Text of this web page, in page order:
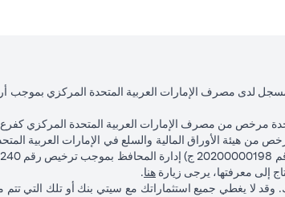
مرخص من مصرف الإمارات العربية المتحدة المركزي كفرع
إلى معرفتها، يرجى زيارة هنا.
وقد لا يغطي جميع استثماراتك مع سيتي بنك أو تلك التي